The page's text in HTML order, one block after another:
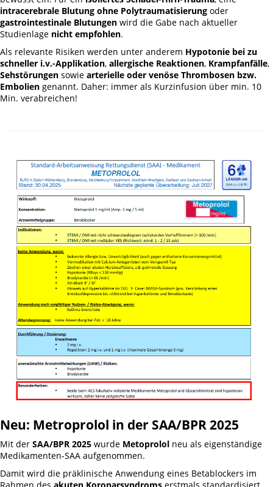
intracerebrale Blutung ohne Polytraumatisierung oder
gastrointestinale Blutungen wird die Gabe nach aktueller
Studienlage nicht empfohlen.
Als relevante Risiken werden unter anderem Hypotonie bei zu
schneller i.v.-Applikation, allergische Reaktionen, Krampfanfälle,
Sehstörungen sowie arterielle oder venöse Thrombosen bzw.
Embolien genannt. Daher: immer als Kurzinfusion über min. 10
Min. verabreichen!
Neu: Metroprolol in der SAA/BPR 2025
Mit der SAA/BPR 2025 wurde Metoprolol neu als eigenständige
Medikamenten-SAA aufgenommen.
Damit wird die präklinische Anwendung eines Betablockers im